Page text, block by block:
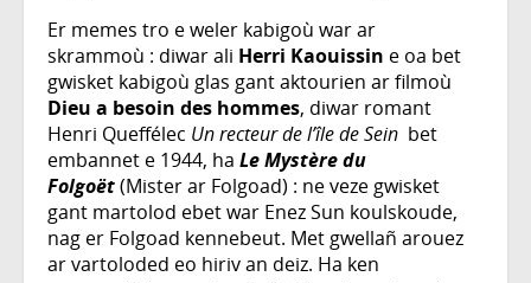
Er memes tro e weler kabigoù war ar
skrammoù : diwar ali Herri Kaouissin e oa bet
gwisket kabigoù glas gant aktourien ar filmoù
Dieu a besoin des hommes, diwar romant
Henri Queffélec Un recteur de l’île de Sein bet
embannet e 1944, ha Le Mystère du
Folgoët(Mister ar Folgoad) : ne veze gwisket
gant martolod ebet war Enez Sun koulskoude,
nag er Folgoad kennebeut. Met gwellañ arouez
ar vartoloded eo hiriv an deiz. Ha ken